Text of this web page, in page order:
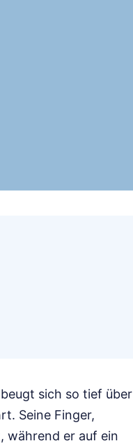
sich so tief über
Seine Finger,
während er auf ein